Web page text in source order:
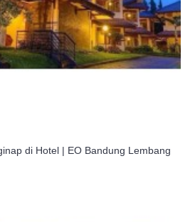
di Hotel | EO Bandung Lembang